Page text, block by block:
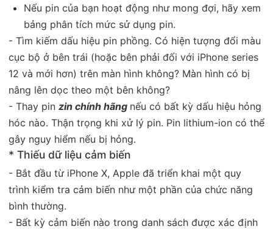
Nếu pin của bạn hoạt động như mong đợi, hãy xem
bảng phân tích mức sử dụng pin.
- Tìm kiếm dấu hiệu pin phồng. Có hiện tượng đổi màu
cục bộ ở bên trái (hoặc bên phải đối với iPhone series
12 và mới hơn) trên màn hình không? Màn hình có bị
nâng lên dọc theo một bên không?
- Thay pin zin chính hãng nếu có bất kỳ dấu hiệu hỏng
hóc nào. Thận trọng khi xử lý pin. Pin lithium-ion có thể
gây nguy hiểm nếu bị hỏng.
* Thiếu dữ liệu cảm biến
- Bắt đầu từ iPhone X, Apple đã triển khai một quy
trình kiểm tra cảm biến như một phần của chức năng
bình thường.
- Bất kỳ cảm biến nào trong danh sách được xác định